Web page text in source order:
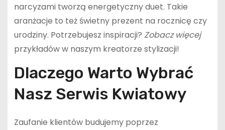
narcyzami tworzą energetyczny duet. Takie
aranżacje to też świetny prezent na rocznicę czy
urodziny. Potrzebujesz inspiracji? Zobacz więcej
przykładów w naszym kreatorze stylizacji!
Dlaczego Warto Wybrać
Nasz Serwis Kwiatowy
Zaufanie klientów budujemy poprzez